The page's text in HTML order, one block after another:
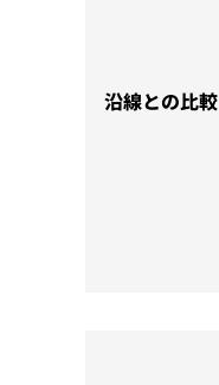
沿線との比較